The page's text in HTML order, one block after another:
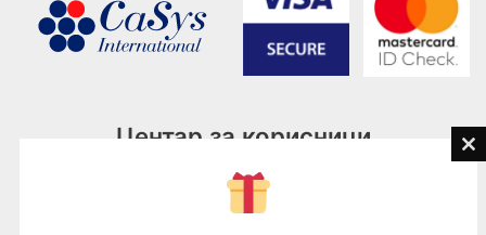
Центар за корисници
076945497; 076945498
contact@loveguru.mk